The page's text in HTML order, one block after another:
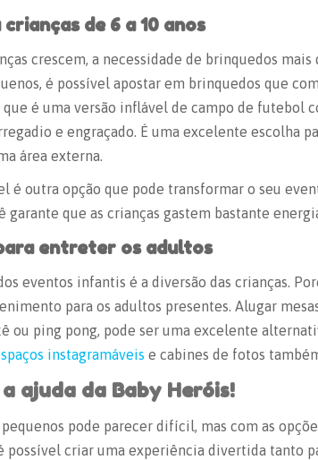
de 6 a 10 anos
crescem, a necessidade de brinquedos
, é possível apostar em brinquedos que
é uma versão inflável de campo de futebol
e engraçado. É uma excelente escolha
área externa.
é outra opção que pode transformar o seu
garante que as crianças gastem bastante
entreter os adultos
eventos infantis é a diversão das crianças.
para os adultos presentes. Alugar
ou ping pong, pode ser uma excelente
instagramáveis e cabines de fotos
ajuda da Baby Heróis!
pode parecer difícil, mas com as
criar uma experiência divertida tanto